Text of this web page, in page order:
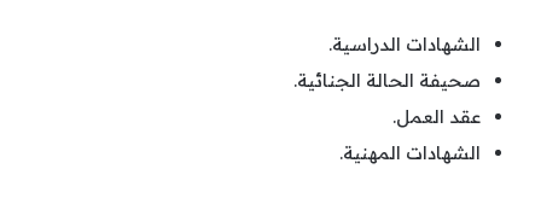
الشهادات الدراسية.
صحيفة الحالة الجنائية.
عقد العمل.
الشهادات المهنية.